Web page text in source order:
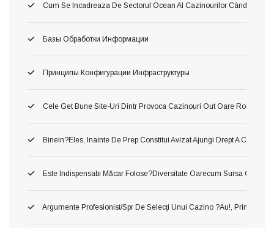
Cum Se Incadreaza De Sectorul Ocean Al Cazinourilor Când Ori
Базы Обработки Информации
Принципы Конфигурации Инфраструктуры
Cele Get Bune Site-Uri Dintr Provoca Cazinouri Out Oare Romania
Binein?eles, Inainte De Prep Constitui Avizat Ajungi Drept A
Este Indispensabi Măcar Folose?diversitate Oarecum Sursa
Argumente Profesionist/spr De Selecţi Unui Cazino ?au!, Printru